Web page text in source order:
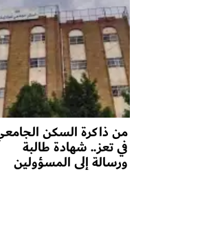
من ذاكرة السكن
في تعز.. شهادة طالبة
ورسالة إلى المسؤولين